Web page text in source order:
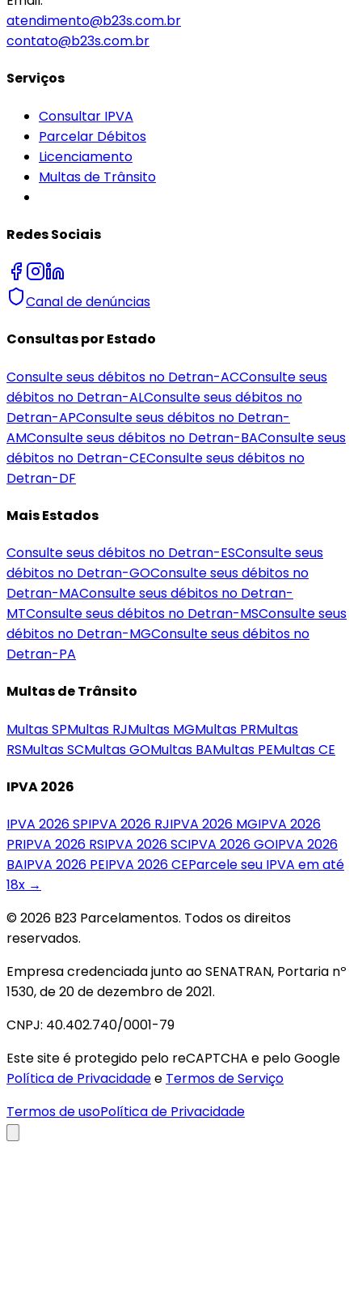
atendimento@b23s.com.br
contato@b23s.com.br
Serviços
Consultar IPVA
Parcelar Débitos
Licenciamento
Multas de Trânsito
Redes Sociais
Canal de denúncias
Consultas por Estado
Consulte seus débitos no Detran-ACConsulte seus
débitos no Detran-ALConsulte seus débitos no
Detran-APConsulte seus débitos no Detran-
AMConsulte seus débitos no Detran-BAConsulte seus
débitos no Detran-CEConsulte seus débitos no
Detran-DF
Mais Estados
Consulte seus débitos no Detran-ESConsulte seus
débitos no Detran-GOConsulte seus débitos no
Detran-MAConsulte seus débitos no Detran-
MTConsulte seus débitos no Detran-MSConsulte seus
débitos no Detran-MGConsulte seus débitos no
Detran-PA
Multas de Trânsito
MultasSPMultas RJMultas MGMultas PRMultas
RSMultasSCMultasGOMultas BAMultas PEMultasCE
IPVA 2026
IPVA 2026SPIPVA 2026 RJIPVA 2026 MGIPVA 2026
PRIPVA 2026 RSIPVA 2026SCIPVA 2026GOIPVA 2026
BAIPVA 2026 PEIPVA 2026CEParcele seu IPVA em até
18x →
© 2026 B23 Parcelamentos. Todos os direitos
reservados.
Empresa credenciada junto ao SENATRAN, Portaria nº
1530, de 20 de dezembro de 2021.
CNPJ: 40.402.740/0001-79
Este site é protegido pelo reCAPTCHA e pelo Google
Política de Privacidadee Termos de Serviço
Termos de usoPolítica de Privacidade